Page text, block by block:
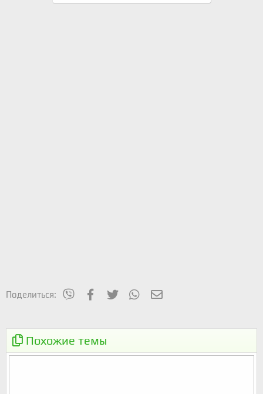
Поделиться: mes_viberFacebook
Twitter WhatsAppЭлектронная почта
Похожие темы